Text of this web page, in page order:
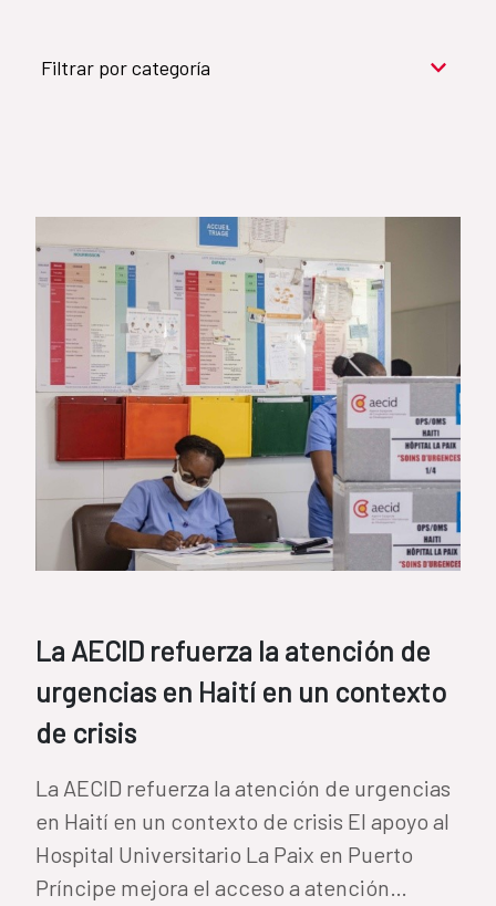
Filtrar por categoría
Objetivos de Desarrollo Sostenible (524)
Género (500)
AMÉRICA LATINA Y CARIBE (490)
España (486)
Agua y saneamiento (333)
Salud (265)
Educación (225)
La AECID refuerza la atención de
urgencias en Haití en un contexto
de crisis
La AECID refuerza la atención de urgencias
en Haití en un contexto de crisis El apoyo al
Hospital Universitario La Paix en Puerto
Príncipe mejora el acceso a atención